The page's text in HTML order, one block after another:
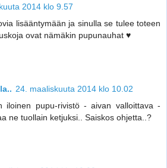
2014 klo 9.57
lisääntymään ja sinulla se tulee toteen
ovat nämäkin pupunauhat ♥
24. maaliskuuta 2014 klo 10.02
iloinen pupu-rivistö - aivan valloittava -
ne tuollain ketjuksi.. Saiskos ohjetta..?